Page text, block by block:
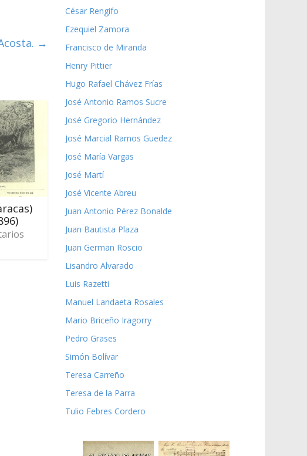
→
César Rengifo
Ezequiel Zamora
Francisco de Miranda
Henry Pittier
Hugo Rafael Chávez Frías
José Antonio Ramos Sucre
José Gregorio Hernández
José Marcial Ramos Guedez
José María Vargas
José Martí
José Vicente Abreu
Juan Antonio Pérez Bonalde
Juan Bautista Plaza
Juan German Roscio
Lisandro Alvarado
Luis Razetti
Manuel Landaeta Rosales
Mario Briceño Iragorry
Pedro Grases
Simón Bolívar
Teresa Carreño
Teresa de la Parra
Tulio Febres Cordero